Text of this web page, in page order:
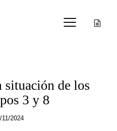
de los
3 y 8
11/2024